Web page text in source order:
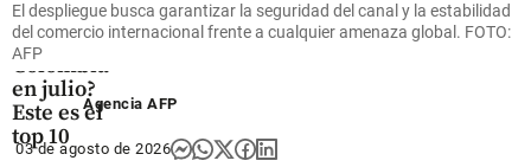
vendidos
en
Colombia
en julio?
Este es el
top 10
El despliegue busca garantizar la seguridad del canal y la estabilidad
del comercio internacional frente a cualquier amenaza global. FOTO:
AFP
Agencia AFP
03 de agosto de 2026